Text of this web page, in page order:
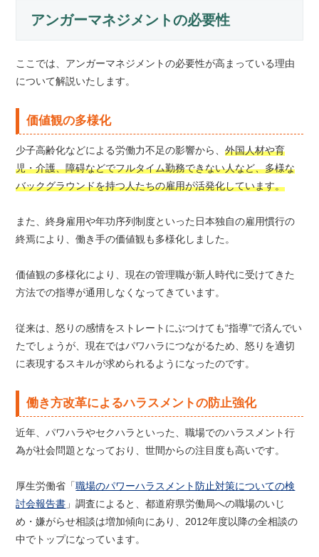
アンガーマネジメントの必要性
ここでは、アンガーマネジメントの必要性が高まっている理由
について解説いたします。
価値観の多様化
少子高齢化などによる労働力不足の影響から、外国人材や育
児・介護、障碍などでフルタイム勤務できない人など、多様な
バックグラウンドを持つ人たちの雇用が活発化しています。
また、終身雇用や年功序列制度といった日本独自の雇用慣行の
終焉により、働き手の価値観も多様化しました。
価値観の多様化により、現在の管理職が新人時代に受けてきた
方法での指導が通用しなくなってきています。
従来は、怒りの感情をストレートにぶつけても“指導”で済んでい
たでしょうが、現在ではパワハラにつながるため、怒りを適切
に表現するスキルが求められるようになったのです。
働き方改革によるハラスメントの防止強化
近年、パワハラやセクハラといった、職場でのハラスメント行
為が社会問題となっており、世間からの注目度も高いです。
厚生労働省「職場のパワーハラスメント防止対策についての検
討会報告書 」調査によると、都道府県労働局への職場のいじ
め・嫌がらせ相談は増加傾向にあり、2012年度以降の全相談の
中でトップになっています。